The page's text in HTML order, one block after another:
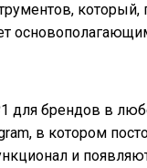
для брендов в
в котором
и